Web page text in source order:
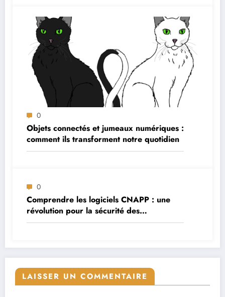
0
Objets connectés et jumeaux numériques :
comment ils transforment notre quotidien
0
Comprendre les logiciels CNAPP : une
révolution pour la sécurité des
applications cloud
LAISSER UN COMMENTAIRE